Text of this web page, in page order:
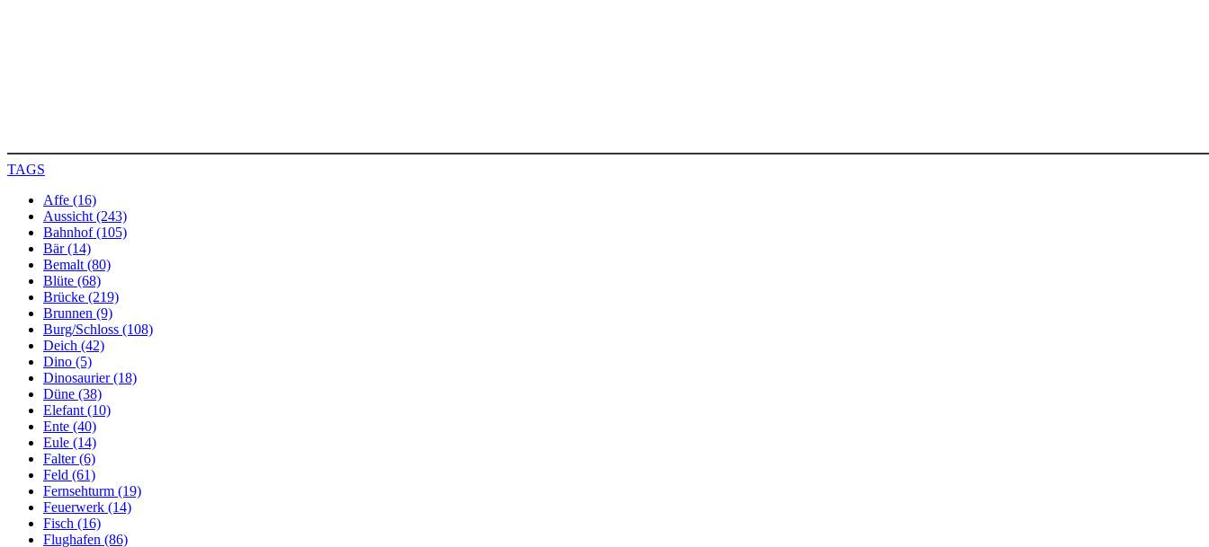
TAGS
Affe (16)
Aussicht (243)
Bahnhof (105)
Bär (14)
Bemalt (80)
Blüte (68)
Brücke (219)
Brunnen (9)
Burg/Schloss (108)
Deich (42)
Dino (5)
Dinosaurier (18)
Düne (38)
Elefant (10)
Ente (40)
Eule (14)
Falter (6)
Feld (61)
Fernsehturm (19)
Feuerwerk (14)
Fisch (16)
Flughafen (86)